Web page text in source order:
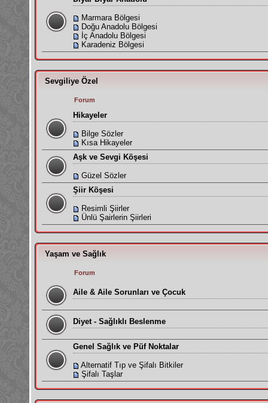
Marmara Bölgesi
Doğu Anadolu Bölgesi
İç Anadolu Bölgesi
Karadeniz Bölgesi
Sevgiliye Özel
Forum
Hikayeler
Bilge Sözler
Kısa Hikayeler
Aşk ve Sevgi Köşesi
Güzel Sözler
Şiir Köşesi
Resimli Şiirler
Ünlü Şairlerin Şiirleri
Yaşam ve Sağlık
Forum
Aile & Aile Sorunları ve Çocuk
Diyet - Sağlıklı Beslenme
Genel Sağlık ve Püf Noktalar
Alternatif Tıp ve Şifalı Bitkiler
Şifalı Taşlar